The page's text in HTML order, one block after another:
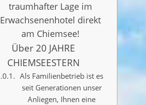
traumhafter Lage im
Erwachsenenhotel direkt
am Chiemsee!
Über 20 JAHRE
CHIEMSEESTERN
Als Familienbetrieb ist es
seit Generationen unser
Anliegen, Ihnen eine